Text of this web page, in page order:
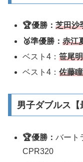
🏆優勝：芝田
🥈準優勝：赤江
ベスト4：笹尾
ベスト4：佐藤
男子ダブルス【
🏆優勝：バート
CPR320